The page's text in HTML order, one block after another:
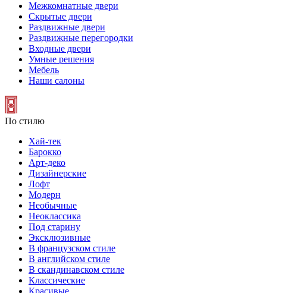
Межкомнатные двери
Скрытые двери
Раздвижные двери
Раздвижные перегородки
Входные двери
Умные решения
Мебель
Наши салоны
По стилю
Хай-тек
Барокко
Арт-деко
Дизайнерские
Лофт
Модерн
Необычные
Неоклассика
Под старину
Эксклюзивные
В французском стиле
В английском стиле
В скандинавском стиле
Классические
Красивые